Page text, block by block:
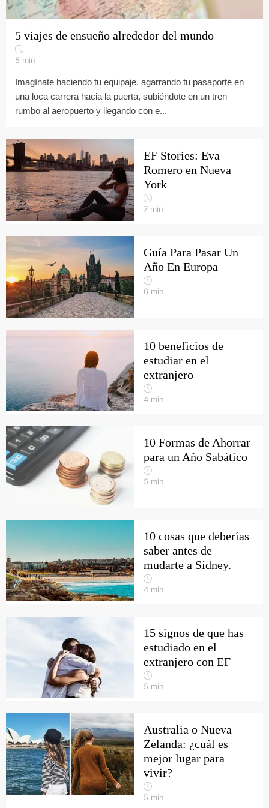
5 viajes de ensueño alrededor del mundo
5 min
Imagínate haciendo tu equipaje, agarrando tu pasaporte en
una loca carrera hacia la puerta, subiéndote en un tren
rumbo al aeropuerto y llegando con e...
EF Stories: Eva
Romero en Nueva
York
7 min
Guía Para Pasar Un
Año En Europa
6 min
10 beneficios de
estudiar en el
extranjero
4 min
10 Formas de Ahorrar
para un Año Sabático
5 min
10 cosas que deberías
saber antes de
mudarte a Sídney.
4 min
15 signos de que has
estudiado en el
extranjero con EF
5 min
Australia o Nueva
Zelanda: ¿cuál es
mejor lugar para
vivir?
5 min